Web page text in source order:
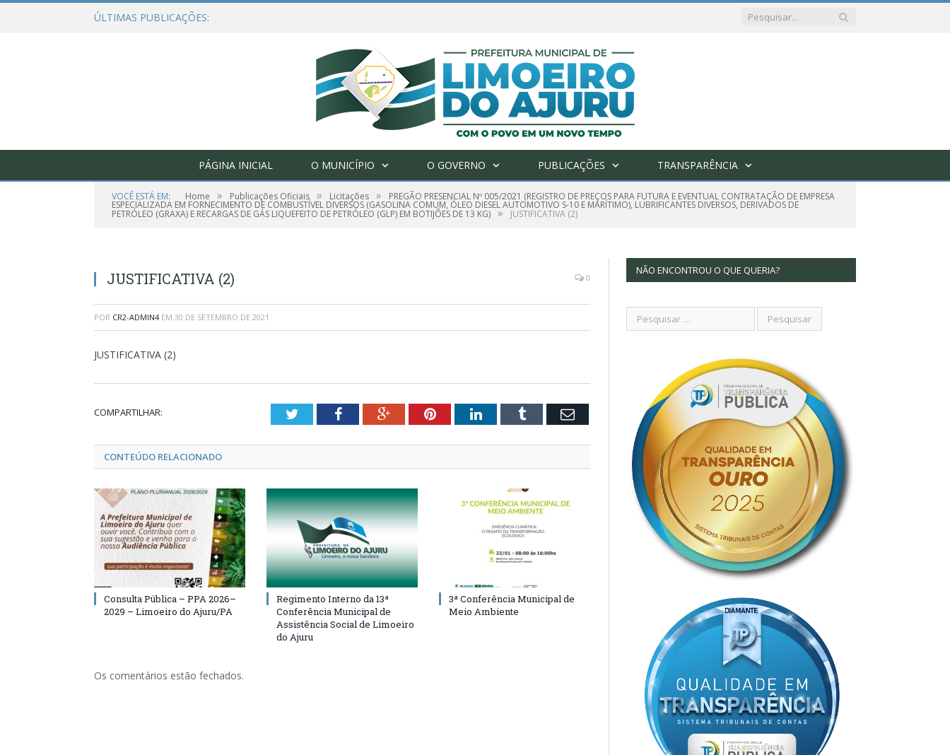
ÚLTIMAS PUBLICAÇÕES:
PÁGINA INICIAL O MUNICÍPIO O GOVERNO PUBLICAÇÕES TRANSPARÊNCIA
VOCÊ ESTÁ EM: Home » Publicações Oficiais » Licitações » PREGÃO PRESENCIAL Nº 005/2021 (REGISTRO DE PREÇOS PARA FUTURA E EVENTUAL CONTRATAÇÃO DE EMPRESA
ESPECIALIZADA EM FORNECIMENTO DE COMBUSTÍVEL DIVERSOS (GASOLINA COMUM, ÓLEO DIESEL AUTOMOTIVO S-10 E MARÍTIMO), LUBRIFICANTES DIVERSOS, DERIVADOS DE
PETRÓLEO (GRAXA) E RECARGAS DE GÁS LIQUEFEITO DE PETRÓLEO (GLP) EM BOTIJÕES DE 13 KG) » JUSTIFICATIVA (2)
JUSTIFICATIVA (2) 0
POR CR2-ADMIN4 EM 30 DE SETEMBRO DE 2021
JUSTIFICATIVA (2)
COMPARTILHAR: TwitterFacebookGoogle+PinterestLinkedInTumblr Email
CONTEÚDO RELACIONADO
Consulta Pública – PPA 2026–
2029 – Limoeiro do Ajuru/PA
Regimento Interno da 13ª
Conferência Municipal de
Assistência Social de Limoeiro
do Ajuru
3ª Conferência Municipal de
Meio Ambiente
Os comentários estão fechados.
NÃO ENCONTROU O QUE QUERIA?